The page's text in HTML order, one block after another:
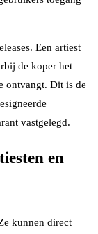
Een artiest
de koper het
ontvangt. Dit is de
vastgelegd.
en
kunnen direct